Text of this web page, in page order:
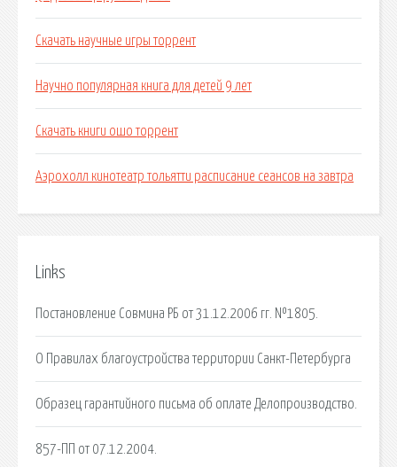
Скачать научные игры торрент
Научно популярная книга для детей 9 лет
Скачать книги ошо торрент
Аэрохолл кинотеатр тольятти расписание сеансов на завтра
Links
Постановление Совмина РБ от 31.12.2006 гг. №1805.
О Правилах благоустройства территории Санкт-Петербурга
Образец гарантийного письма об оплате Делопроизводство.
857-ПП от 07.12.2004.